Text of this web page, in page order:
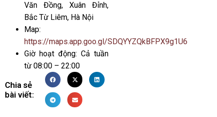
Văn Đồng, Xuân Đỉnh,
Bắc Từ Liêm, Hà Nội
Map:
https://maps.app.goo.gl/SDQYYZQkBFPX9g1U6
Giờ hoạt động: Cả tuần
từ 08:00 – 22:00
Chia sẻ
bài viết: